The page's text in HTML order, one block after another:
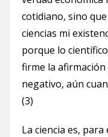
cotidiano, sino
ciencias mi
porque lo
firme la
negativo, aún
(3)
La ciencia es,